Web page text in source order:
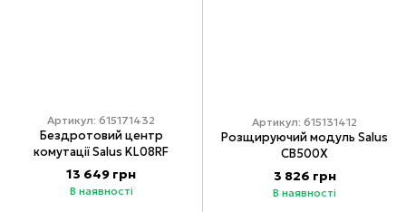
Артикул: 615171432
Бездротовий центр
комутації Salus KL08RF
13 649 грн
В наявності
Артикул: 615131412
Розщируючий модуль Salus
CB500X
3 826 грн
В наявності